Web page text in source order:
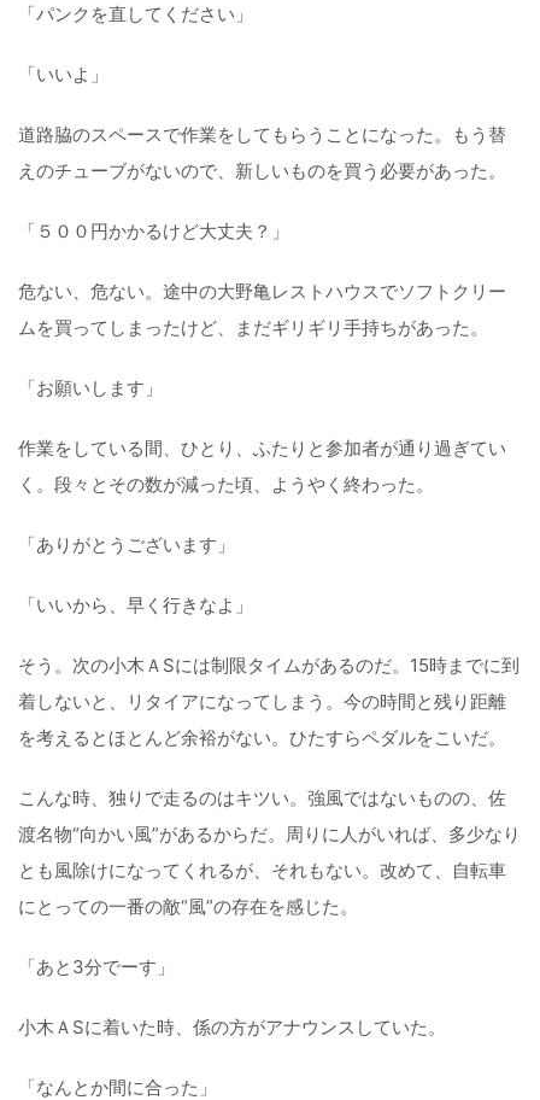
「パンクを直してください」
「いいよ」
道路脇のスペースで作業をしてもらうことになった。もう替
えのチューブがないので、新しいものを買う必要があった。
「５００円かかるけど大丈夫？」
危ない、危ない。途中の大野亀レストハウスでソフトクリー
ムを買ってしまったけど、まだギリギリ手持ちがあった。
「お願いします」
作業をしている間、ひとり、ふたりと参加者が通り過ぎてい
く。段々とその数が減った頃、ようやく終わった。
「ありがとうございます」
「いいから、早く行きなよ」
そう。次の小木ＡSには制限タイムがあるのだ。15時までに到
着しないと、リタイアになってしまう。今の時間と残り距離
を考えるとほとんど余裕がない。ひたすらペダルをこいだ。
こんな時、独りで走るのはキツい。強風ではないものの、佐
渡名物“向かい風”があるからだ。周りに人がいれば、多少なり
とも風除けになってくれるが、それもない。改めて、自転車
にとっての一番の敵“風”の存在を感じた。
「あと3分でーす」
小木ＡSに着いた時、係の方がアナウンスしていた。
「なんとか間に合った」